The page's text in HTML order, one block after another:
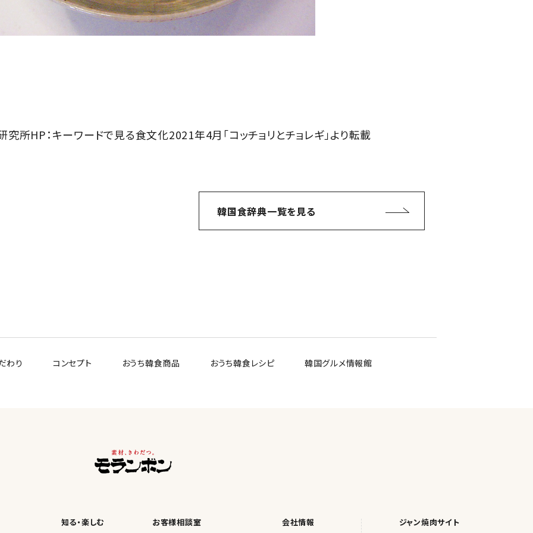
究所HP：キーワードで見る食文化2021年4月「コッチョリとチョレギ」より転載
韓国食辞典一覧を見る
わり コンセプト おうち韓食商品 おうち韓食レシピ 韓国グルメ情報館
知る・楽しむ お客様相談室 会社情報 ジャン焼肉サイト